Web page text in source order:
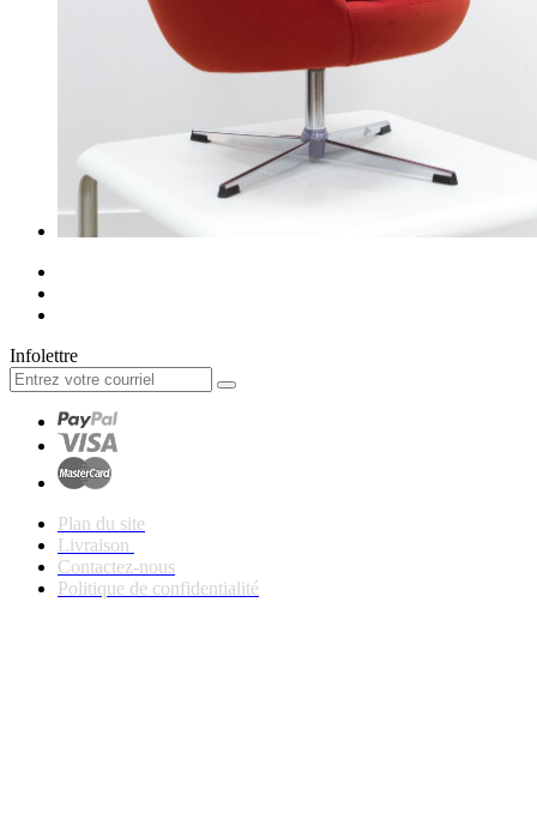
Infolettre
Plan du site
Livraison
Contactez-nous
Politique de confidentialité